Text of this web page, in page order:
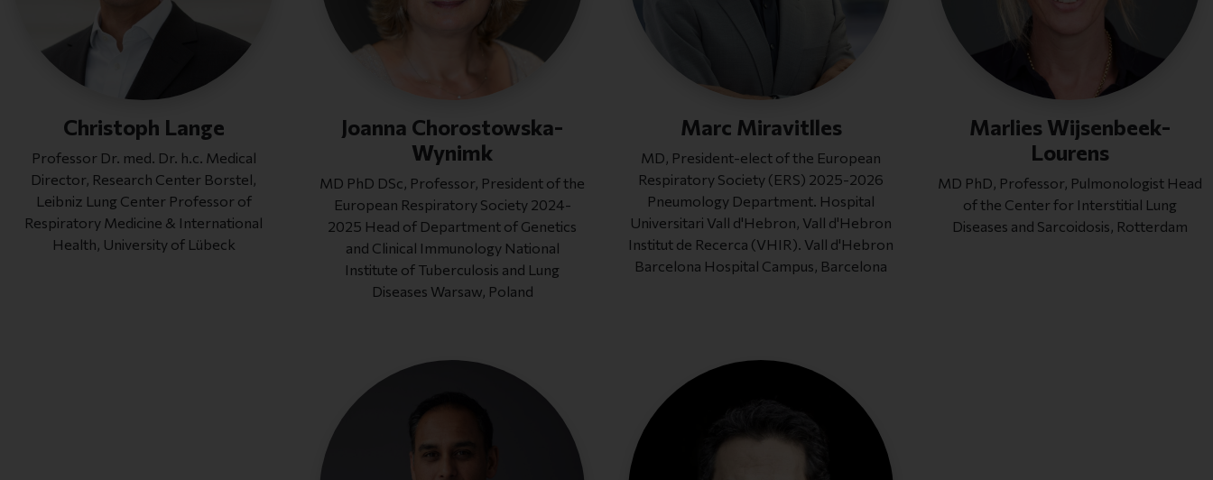
Christoph Lange
Professor Dr. med. Dr. h.c. Medical
Director, Research Center Borstel,
Leibniz Lung Center Professor of
Respiratory Medicine & International
Health, University of Lübeck
Joanna Chorostowska-
Wynimk
MD PhD DSc, Professor, President of the
European Respiratory Society 2024-
2025 Head of Department of Genetics
and Clinical Immunology National
Institute of Tuberculosis and Lung
Diseases Warsaw, Poland
Marc Miravitlles
MD, President-elect of the European
Respiratory Society (ERS) 2025-2026
Pneumology Department. Hospital
Universitari Vall d'Hebron, Vall d'Hebron
Institut de Recerca (VHIR). Vall d'Hebron
Barcelona Hospital Campus, Barcelona
Marlies Wijsenbeek-
Lourens
MD PhD, Professor, Pulmonologist Head
of the Center for Interstitial Lung
Diseases and Sarcoidosis, Rotterdam